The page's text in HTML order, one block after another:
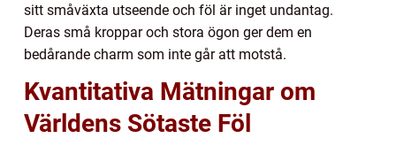
sitt småväxta utseende och föl är inget undantag.
Deras små kroppar och stora ögon ger dem en
bedårande charm som inte går att motstå.
Kvantitativa Mätningar om
Världens Sötaste Föl